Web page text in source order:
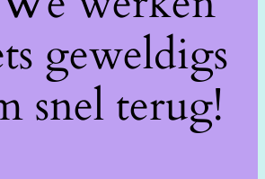
geweldigs
snel terug!